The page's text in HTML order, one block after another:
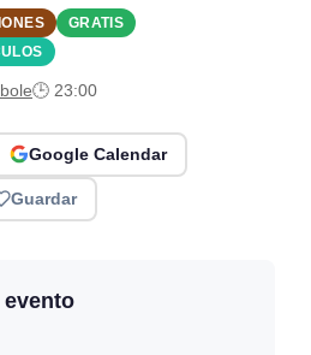
GRATIS
🕒 23:00
Google Calendar
Guardar